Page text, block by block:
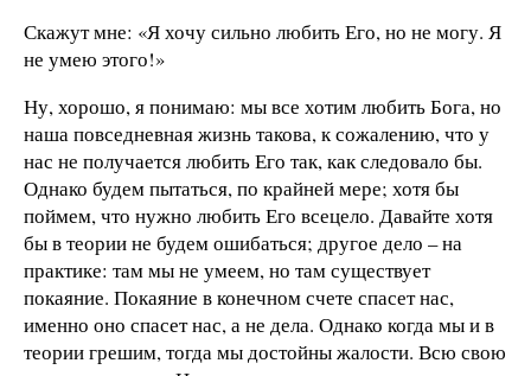
Скажут мне: «Я хочу сильно любить Его, но не могу. Я
не умею этого!»
Ну, хорошо, я понимаю: мы все хотим любить Бога, но
наша повседневная жизнь такова, к сожалению, что у
нас не получается любить Его так, как следовало бы.
Однако будем пытаться, по крайней мере; хотя бы
поймем, что нужно любить Его всецело. Давайте хотя
бы в теории не будем ошибаться; другое дело – на
практике: там мы не умеем, но там существует
покаяние. Покаяние в конечном счете спасет нас,
именно оно спасет нас, а не дела. Однако когда мы и в
теории грешим, тогда мы достойны жалости. Всю свою